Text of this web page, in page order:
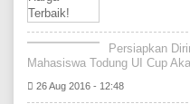
Persiapkan
Mahasiswa Todung UI Cup
26 Aug 2016 - 12:48